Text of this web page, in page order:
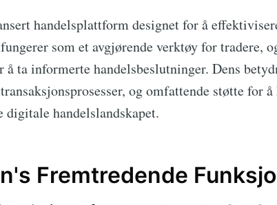
handelsplattform designet for å
som et avgjørende verktøy for tradere,
å ta informerte handelsbeslutninger. Dens
og omfattende støtte for
digitale handelslandskapet.
Fremtredende